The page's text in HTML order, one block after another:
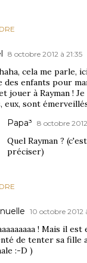
8 octobre 2012 à 21:35
cela me parle,
des enfants pour
jouer à Rayman !
eux, sont
Papa³ 8 octobre
Quel Rayman ?
préciser)
10 octobre 2012
! Mais il
de tenter sa fille
:-D )